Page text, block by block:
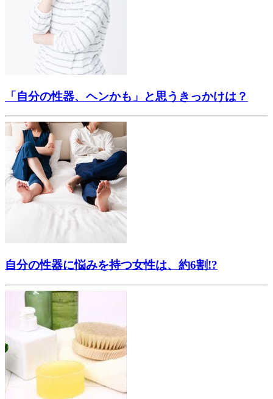
「自分の性器、ヘンかも」と思うきっかけは？
自分の性器に悩みを持つ女性は、約6割!?